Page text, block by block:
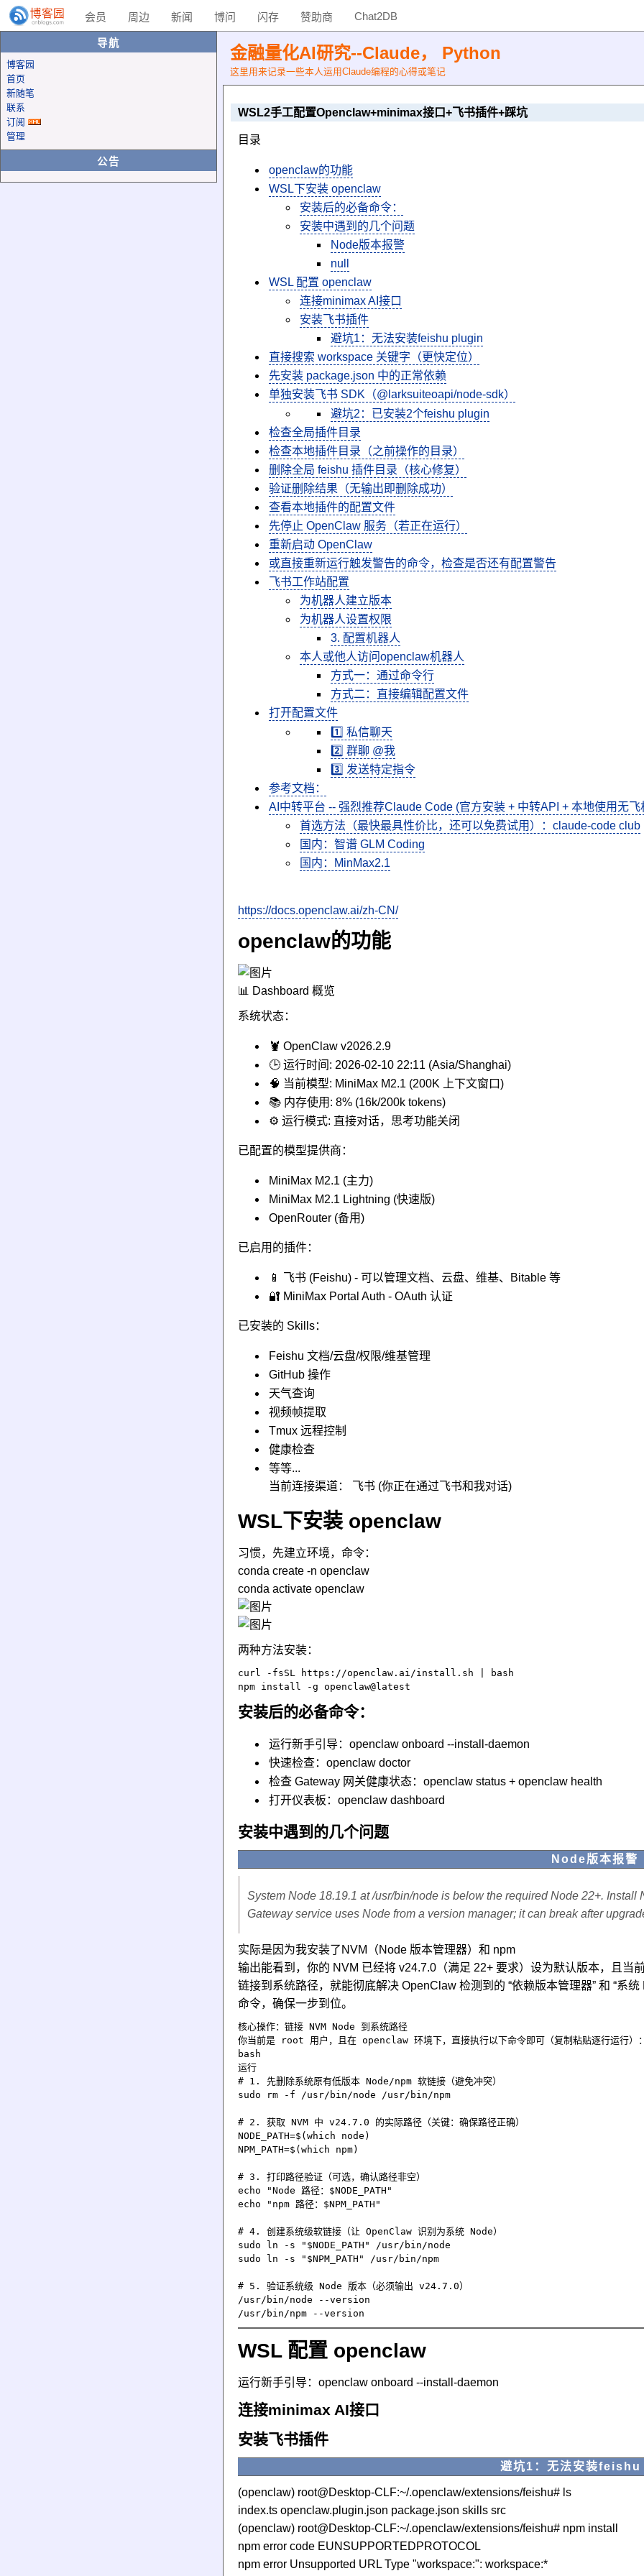
会员 周边 新闻 博问 闪存 赞助商 Chat2DB
金融量化AI研究--Claude， Python
这里用来记录一些本人运用Claude编程的心得或笔记
导航
博客园
首页
新随笔
联系
订阅
管理
公告
WSL2手工配置Openclaw+minimax接口+飞书插件+踩坑
目录
openclaw的功能
WSL下安装 openclaw
安装后的必备命令：
安装中遇到的几个问题
Node版本报警
null
WSL 配置 openclaw
连接minimax AI接口
安装飞书插件
避坑1：无法安装feishu plugin
直接搜索 workspace 关键字（更快定位）
先安装 package.json 中的正常依赖
单独安装飞书 SDK（@larksuiteoapi/node-sdk）
避坑2：已安装2个feishu plugin
检查全局插件目录
检查本地插件目录（之前操作的目录）
删除全局 feishu 插件目录（核心修复）
验证删除结果（无输出即删除成功）
查看本地插件的配置文件
先停止 OpenClaw 服务（若正在运行）
重新启动 OpenClaw
或直接重新运行触发警告的命令，检查是否还有配置警告
飞书工作站配置
为机器人建立版本
为机器人设置权限
3. 配置机器人
本人或他人访问openclaw机器人
方式一：通过命令行
方式二：直接编辑配置文件
打开配置文件
1️⃣ 私信聊天
2️⃣ 群聊 @我
3️⃣ 发送特定指令
参考文档：
AI中转平台 -- 强烈推荐Claude Code (官方安装 + 中转API + 本地使用无飞
首选方法（最快最具性价比，还可以免费试用）：claude-code club
国内：智谱 GLM Coding
国内：MinMax2.1
https://docs.openclaw.ai/zh-CN/
openclaw的功能
📊 Dashboard 概览
系统状态：
🦞 OpenClaw v2026.2.9
🕒 运行时间: 2026-02-10 22:11 (Asia/Shanghai)
🧠 当前模型: MiniMax M2.1 (200K 上下文窗口)
📚 内存使用: 8% (16k/200k tokens)
⚙️ 运行模式: 直接对话，思考功能关闭
已配置的模型提供商：
MiniMax M2.1 (主力)
MiniMax M2.1 Lightning (快速版)
OpenRouter (备用)
已启用的插件：
📱 飞书 (Feishu) - 可以管理文档、云盘、维基、Bitable 等
🔐 MiniMax Portal Auth - OAuth 认证
已安装的 Skills：
Feishu 文档/云盘/权限/维基管理
GitHub 操作
天气查询
视频帧提取
Tmux 远程控制
健康检查
等等...
当前连接渠道： 飞书 (你正在通过飞书和我对话)
WSL下安装 openclaw
习惯，先建立环境，命令：
conda create -n openclaw
conda activate openclaw
两种方法安装：
curl -fsSL https://openclaw.ai/install.sh | bash
安装后的必备命令：
运行新手引导：openclaw onboard --install-daemon
快速检查：openclaw doctor
检查 Gateway 网关健康状态：openclaw status + openclaw health
打开仪表板：openclaw dashboard
安装中遇到的几个问题
Node版本报警
System Node 18.19.1 at /usr/bin/node is below the required Node 22+. Install
Gateway service uses Node from a version manager; it can break after
实际是因为我安装了NVM（Node 版本管理器）和 npm
输出能看到，你的 NVM 已经将 v24.7.0（满足 22+ 要求）设为默认版本，且
链接到系统路径，就能彻底解决 OpenClaw 检测到的 “依赖版本管理器” 和 “系
命令，确保一步到位。
核心操作：链接 NVM Node 到系统路径
你当前是 root 用户，且在 openclaw 环境下，直接执行以下命令即可（复制粘贴逐行运行）
bash
运行
# 1. 先删除系统原有低版本 Node/npm 软链接（避免冲突）
sudo rm -f /usr/bin/node /usr/bin/npm
# 2. 获取 NVM 中 v24.7.0 的实际路径（关键：确保路径正确）
NODE_PATH=$(which node)
NPM_PATH=$(which npm)
# 3. 打印路径验证（可选，确认路径非空）
echo "Node 路径：$NODE_PATH"
echo "npm 路径：$NPM_PATH"
# 4. 创建系统级软链接（让 OpenClaw 识别为系统 Node）
sudo ln -s "$NODE_PATH" /usr/bin/node
sudo ln -s "$NPM_PATH" /usr/bin/npm
# 5. 验证系统级 Node 版本（必须输出 v24.7.0）
/usr/bin/node --version
WSL 配置 openclaw
运行新手引导：openclaw onboard --install-daemon
连接minimax AI接口
安装飞书插件
避坑1：无法安装
(openclaw) root@Desktop-CLF:~/.openclaw/extensions/feishu# ls
index.ts openclaw.plugin.json package.json skills src
(openclaw) root@Desktop-CLF:~/.openclaw/extensions/feishu# npm install
npm error code EUNSUPPORTEDPROTOCOL
npm error Unsupported URL Type "workspace:": workspace:*